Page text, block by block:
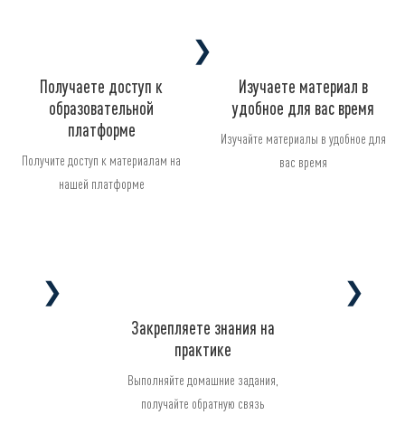
Получаете доступ к
образовательной
платформе
Получите доступ к материалам на
нашей платформе
❯
Изучаете материал в
удобное для вас время
Изучайте материалы в удобное для
вас время
❯
Закрепляете знания на
практике
Выполняйте домашние задания,
получайте обратную связь
❯